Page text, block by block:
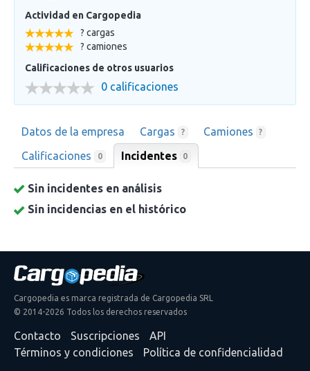
Actividad en Cargopedia
? cargas
? camiones
Calificaciones de otros usuarios
0 calificaciones
Datos de la empresa Cargas ? Camiones ?
Calificaciones 0 Incidentes 0
Sin incidentes en análisis
Sin incidencias en el histórico
Cargopedia es marca registrada de Cargopedia SRL
© 2014-2026 Todos los derechos reservados
Contacto Suscripciones
API
Términos y condiciones
Política de confidencialidad